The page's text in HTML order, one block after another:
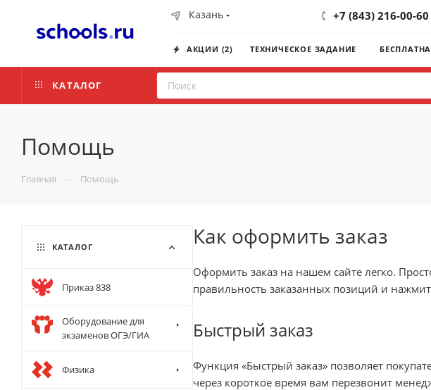
Казань +7 (843) 216-00-60
АКЦИИ (2) ТЕХНИЧЕСКОЕ ЗАДАНИЕ
КАТАЛОГ
Помощь
Главная — Помощь
Как оформить заказ
Оформить заказ на нашем сайте легко.
правильность заказанных позиций и
Быстрый заказ
Функция «Быстрый заказ» позволяет
через короткое время вам перезвонит
КАТАЛОГ
Приказ 838
Оборудование для
экзаменов ОГЭ/ГИА
Физика